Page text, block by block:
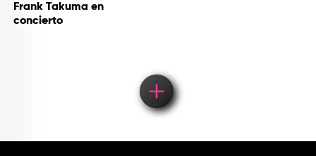
Frank Takuma en
concierto